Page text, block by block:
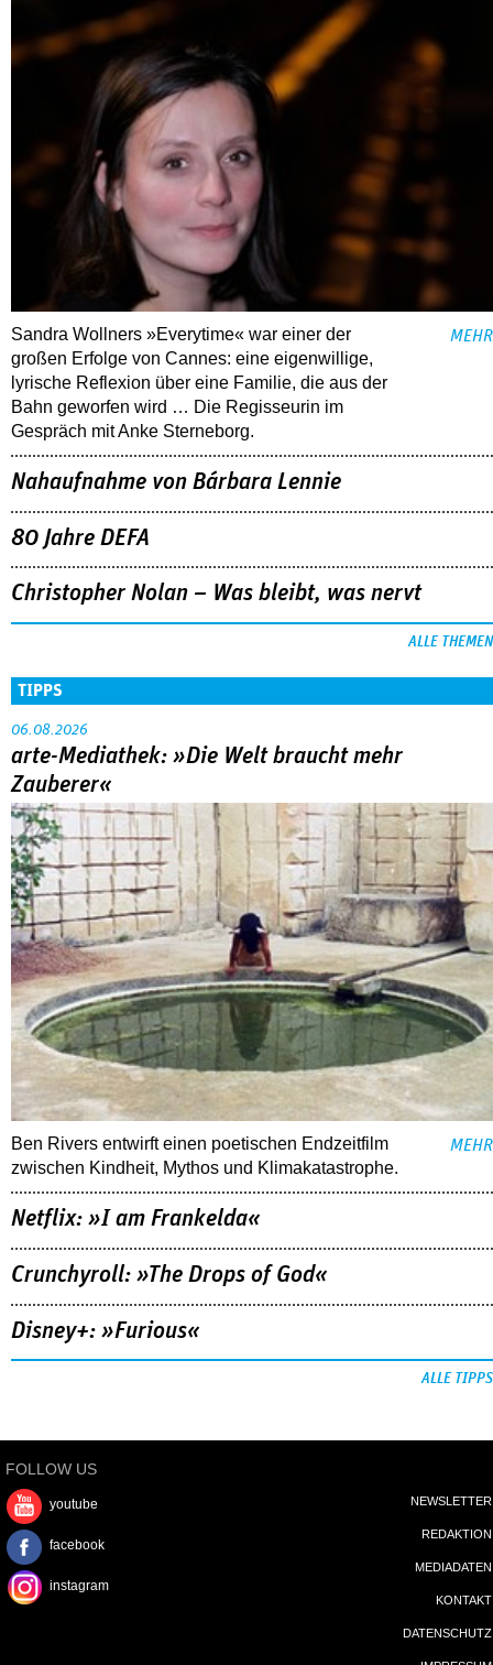
Sandra Wollners »Everytime« war einer der
großen Erfolge von Cannes: eine eigenwillige,
lyrische Reflexion über eine ­Familie, die aus der
Bahn geworfen wird … Die Regisseurin im
Gespräch mit Anke Sterneborg.
MEHR
Nahaufnahme von Bárbara Lennie
80 Jahre DEFA
Christopher Nolan – Was bleibt, was nervt
ALLE THEMEN
TIPPS
06.08.2026
arte-Mediathek: »Die Welt braucht mehr
Zauberer«
Ben Rivers entwirft einen poetischen Endzeitfilm
zwischen Kindheit, Mythos und Klimakatastrophe.
MEHR
Netflix: »I am Frankelda«
Crunchyroll: »The Drops of God«
Disney+: »Furious«
ALLE TIPPS
FOLLOW US
youtube
facebook
instagram
NEWSLETTER
REDAKTION
MEDIADATEN
KONTAKT
DATENSCHUTZ